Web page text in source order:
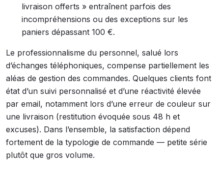
livraison offerts » entraînent parfois des
incompréhensions ou des exceptions sur les
paniers dépassant 100 €.
Le professionnalisme du personnel, salué lors
d’échanges téléphoniques, compense partiellement les
aléas de gestion des commandes. Quelques clients font
état d’un suivi personnalisé et d’une réactivité élevée
par email, notamment lors d’une erreur de couleur sur
une livraison (restitution évoquée sous 48 h et
excuses). Dans l’ensemble, la satisfaction dépend
fortement de la typologie de commande — petite série
plutôt que gros volume.